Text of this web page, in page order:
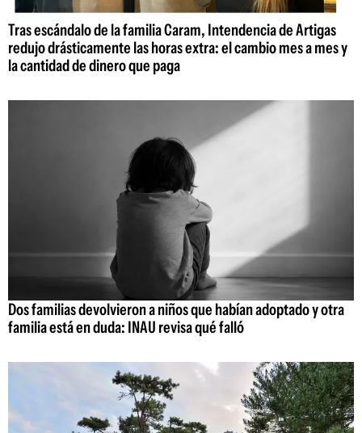
Tras escándalo de la familia Caram, Intendencia de Artigas
redujo drásticamente las horas extra: el cambio mes a mes y
la cantidad de dinero que paga
Dos familias devolvieron a niños que habían adoptado y otra
familia está en duda: INAU revisa qué falló